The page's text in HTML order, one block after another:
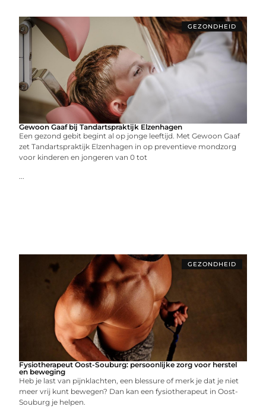
GEZONDHEID
Gewoon Gaaf bij Tandartspraktijk Elzenhagen
Een gezond gebit begint al op jonge leeftijd. Met Gewoon Gaaf
zet Tandartspraktijk Elzenhagen in op preventieve mondzorg
voor kinderen en jongeren van 0 tot
...
GEZONDHEID
Fysiotherapeut Oost-Souburg: persoonlijke zorg voor herstel
en beweging
Heb je last van pijnklachten, een blessure of merk je dat je niet
meer vrij kunt bewegen? Dan kan een fysiotherapeut in Oost-
Souburg je helpen.